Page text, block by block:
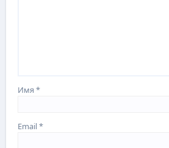
Имя*
Email*